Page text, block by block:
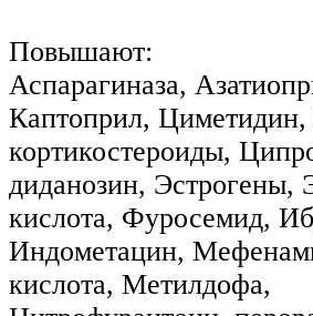
Повышают:
Аспарагиназа,
Каптоприл, Циметидин,
кортикостероиды,
диданозин, Эстрогены,
кислота, Фуросемид,
Индометацин,
кислота, Метилдофа,